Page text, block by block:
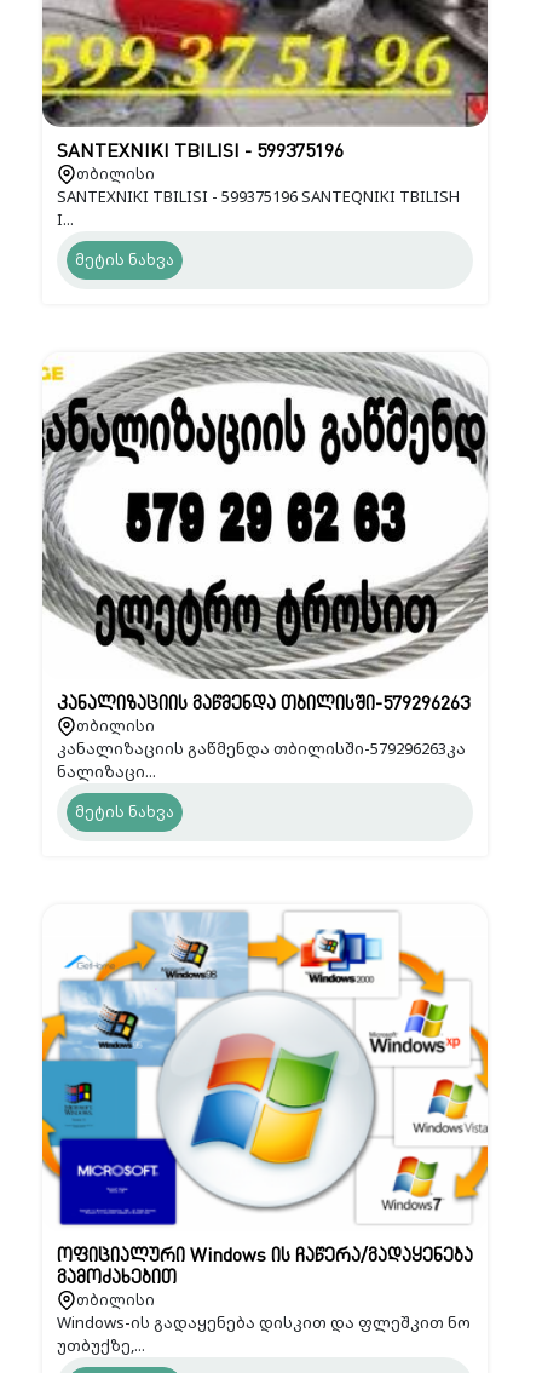
SANTEXNIKI TBILISI - 599375196
თბილისი
SANTEXNIKI TBILISI - 599375196 SANTEQNIKI TBILISH
I...
მეტის ნახვა
კანალიზაციის გაწმენდა თბილისში-579296263
თბილისი
კანალიზაციის გაწმენდა თბილისში-579296263კა
ნალიზაცი...
მეტის ნახვა
ოფიციალური Windows ის ჩაწერა/გადაყენება
გამოძახებით
თბილისი
Windows-ის გადაყენება დისკით და ფლეშკით ნო
უთბუქზე,...